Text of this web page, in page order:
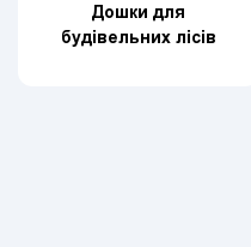
Дошки для
будівельних лісів